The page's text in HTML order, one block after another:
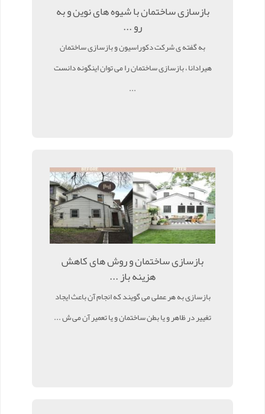
بازسازی ساختمان با شیوه های نوین و به
رو ...
به گفته ی شرکت دکوراسیون و بازسازی ساختمان
هیرادانا ، بازسازی ساختمان را می توان اینگونه دانست
...
بازسازی ساختمان و روش های کاهش
هزینه باز ...
بازسازی به هر عملی می گویند که انجام آن باعث ایجاد
تغییر در ظاهر و یا بطن ساختمان و یا تعمیر آن می ش ...